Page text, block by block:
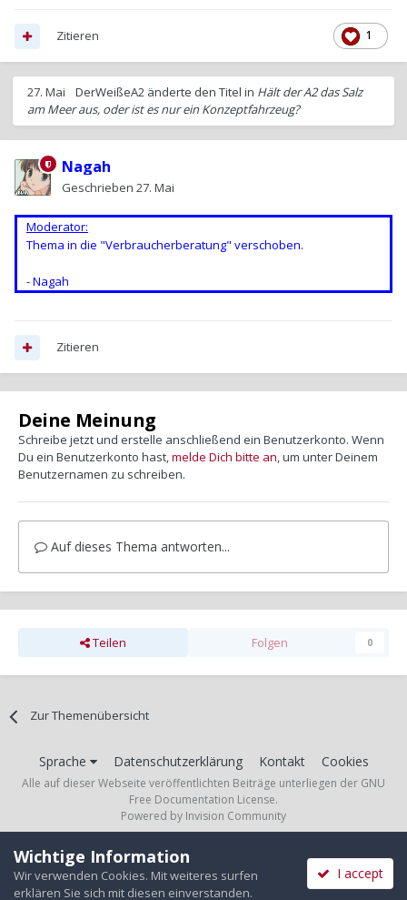
1
Zitieren
27. Mai DerWeißeA2 änderte den Titel in Hält der A2 das Salz
am Meer aus, oder ist es nur ein Konzeptfahrzeug?
Nagah
Geschrieben 27. Mai
Moderator:
Thema in die "Verbraucherberatung" verschoben.
- Nagah
Zitieren
Deine Meinung
Schreibe jetzt und erstelle anschließend ein Benutzerkonto. Wenn
Du ein Benutzerkonto hast,melde Dich bitte an, um unter Deinem
Benutzernamen zu schreiben.
Auf dieses Thema antworten...
Teilen Folgen 0
Zur Themenübersicht
Sprache Datenschutzerklärung Kontakt Cookies
Alle auf dieser Webseite veröffentlichten Beiträge unterliegen der GNU
Free Documentation License.
Powered by Invision Community
Wichtige Information
Wir verwenden Cookies. Mit weiteres surfen
erklären Sie sich mit diesen einverstanden.
I accept